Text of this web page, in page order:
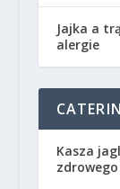
Jajka a
alergie
Kasza